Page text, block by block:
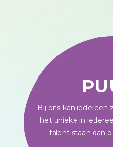
Bij ons kan iedereen
het unieke in
talent staan dan